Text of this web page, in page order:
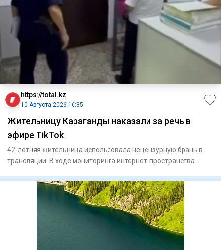
https://total.kz
10 Августа 2026 16:35
Жительницу Караганды наказали за речь в
эфире TikTok
42-летняя жительница использовала нецензурную брань в
трансляции. В ходе мониторинга интернет-пространства